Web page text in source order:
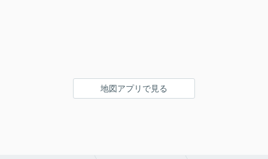
地図アプリで見る